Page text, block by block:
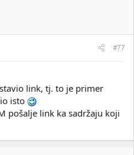
#77
link, tj. to je primer
isto
pošalje link ka sadržaju koji